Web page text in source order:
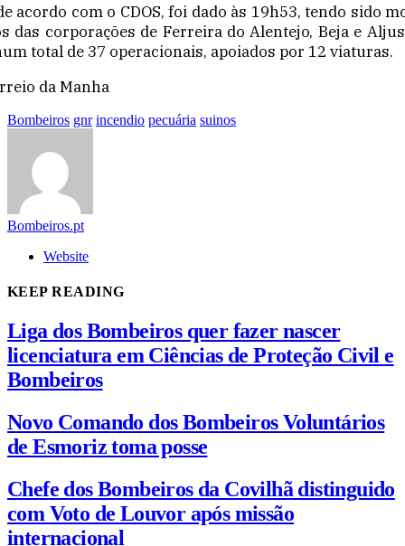
acordo com o CDOS, foi dado às 19h53, tendo sido
das corporações de Ferreira do Alentejo, Beja e
total de 37 operacionais, apoiados por 12 viaturas.
da Manha
Bombeiros gnr incendio pecuária suinos
Bombeiros.pt
Website
KEEP READING
Liga dos Bombeiros quer fazer nascer
licenciatura em Ciências de Proteção Civil e
Bombeiros
Novo Comando dos Bombeiros Voluntários
de Esmoriz toma posse
Chefe dos Bombeiros da Covilhã distinguido
com Voto de Louvor após missão
internacional